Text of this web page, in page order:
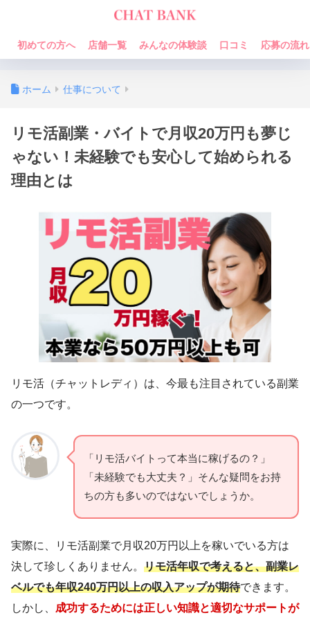
初めての方へ 店舗一覧 みんなの体験談 口コミ 応募の流れ
ホーム 仕事について
リモ活副業・バイトで月収20万円も夢じ
ゃない！未経験でも安心して始められる
理由とは
リモ活（チャットレディ）は、今最も注目されている副業
の一つです。
「リモ活バイトって本当に稼げるの？」
「未経験でも大丈夫？」そんな疑問をお持
ちの方も多いのではないでしょうか。
実際に、リモ活副業で月収20万円以上を稼いでいる方は
決して珍しくありません。 リモ活年収で考えると、副業レ
ベルでも年収240万円以上の収入アップが期待できます。
しかし、 成功するためには正しい知識と適切なサポートが